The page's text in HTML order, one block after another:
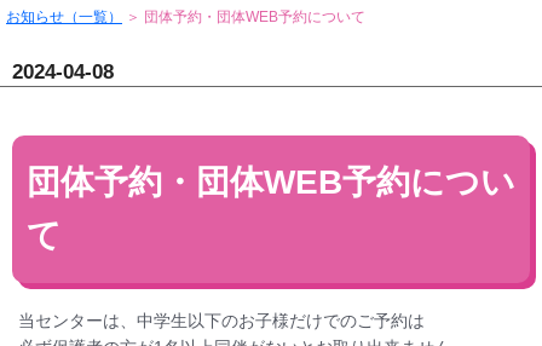
お知らせ（一覧） ＞ 団体予約・団体WEB予約について
2024-04-08
団体予約・団体WEB予約につい
て
当センターは、中学生以下のお子様だけでのご予約は